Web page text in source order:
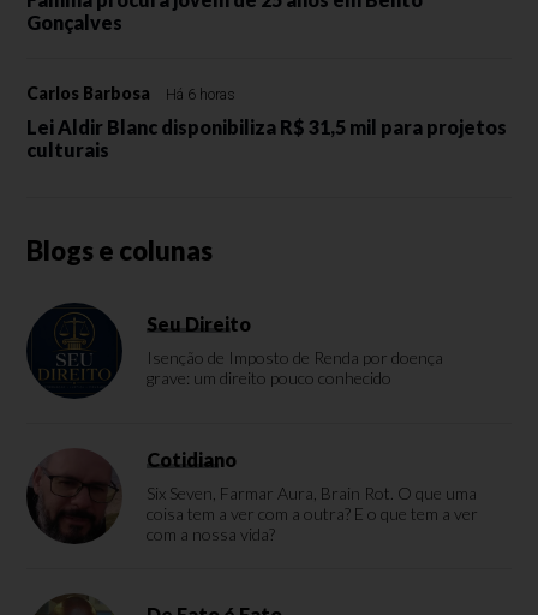
Gonçalves
Carlos Barbosa Há 6 horas
Lei Aldir Blanc disponibiliza R$ 31,5 mil para projetos
culturais
Blogs e colunas
Seu Direito
Isenção de Imposto de Renda por doença
grave: um direito pouco conhecido
Cotidiano
Six Seven, Farmar Aura, Brain Rot. O que uma
coisa tem a ver com a outra? E o que tem a ver
com a nossa vida?